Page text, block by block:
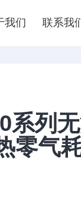
我们 联系我
系列
零气